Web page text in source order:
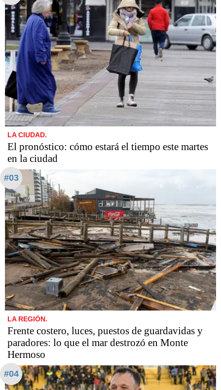
LA CIUDAD.
El pronóstico: cómo estará el tiempo este martes
en la ciudad
#03
LA REGIÓN.
Frente costero, luces, puestos de guardavidas y
paradores: lo que el mar destrozó en Monte
Hermoso
#04